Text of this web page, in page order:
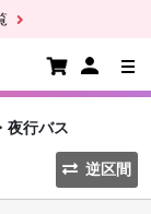
夜行バス
逆区間